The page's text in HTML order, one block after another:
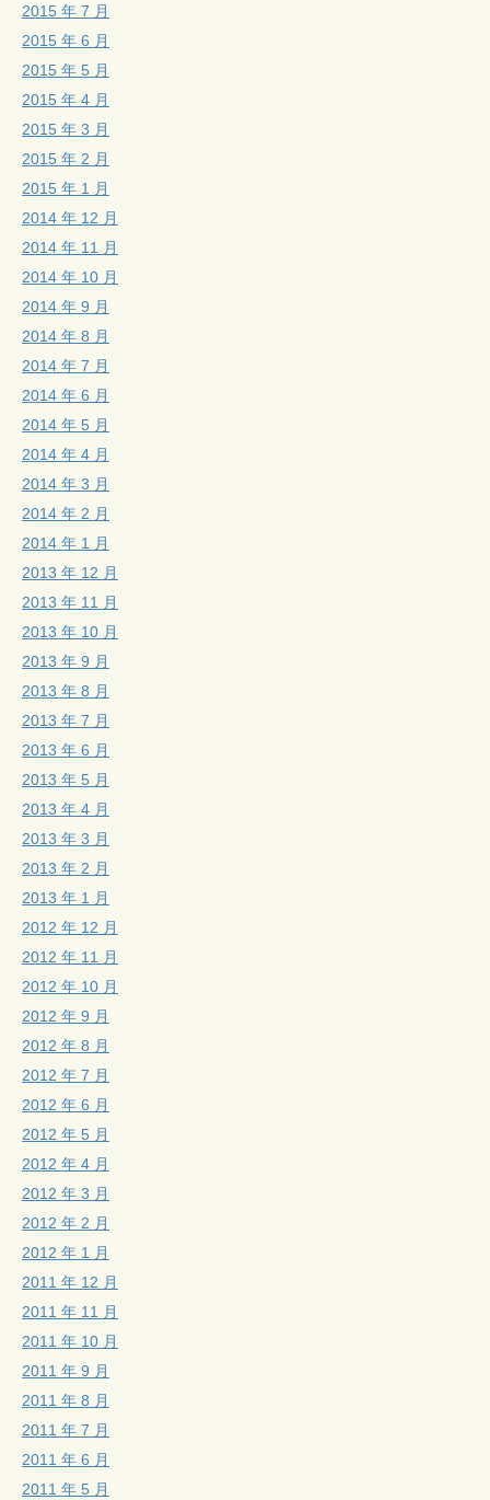
2015 年 7 月
2015 年 6 月
2015 年 5 月
2015 年 4 月
2015 年 3 月
2015 年 2 月
2015 年 1 月
2014 年 12 月
2014 年 11 月
2014 年 10 月
2014 年 9 月
2014 年 8 月
2014 年 7 月
2014 年 6 月
2014 年 5 月
2014 年 4 月
2014 年 3 月
2014 年 2 月
2014 年 1 月
2013 年 12 月
2013 年 11 月
2013 年 10 月
2013 年 9 月
2013 年 8 月
2013 年 7 月
2013 年 6 月
2013 年 5 月
2013 年 4 月
2013 年 3 月
2013 年 2 月
2013 年 1 月
2012 年 12 月
2012 年 11 月
2012 年 10 月
2012 年 9 月
2012 年 8 月
2012 年 7 月
2012 年 6 月
2012 年 5 月
2012 年 4 月
2012 年 3 月
2012 年 2 月
2012 年 1 月
2011 年 12 月
2011 年 11 月
2011 年 10 月
2011 年 9 月
2011 年 8 月
2011 年 7 月
2011 年 6 月
2011 年 5 月